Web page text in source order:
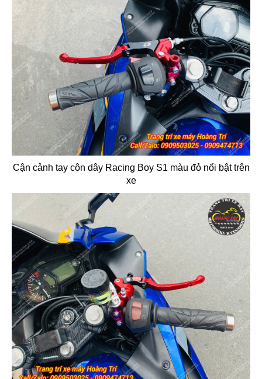
Cận cảnh tay côn dây Racing Boy S1 màu đỏ nổi bật trên
xe